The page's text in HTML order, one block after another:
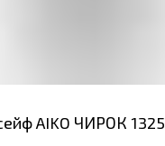
AIKO ЧИРОК 1325